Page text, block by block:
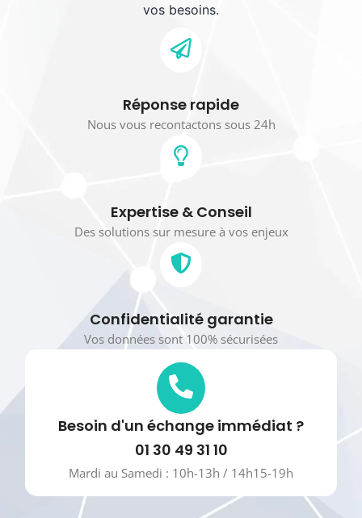
vos besoins.
Réponse rapide
Nous vous recontactons sous 24h
Expertise & Conseil
Des solutions sur mesure à vos enjeux
Confidentialité garantie
Vos données sont 100% sécurisées
Besoin d'un échange immédiat ?
01 30 49 31 10
Mardi au Samedi : 10h-13h / 14h15-19h